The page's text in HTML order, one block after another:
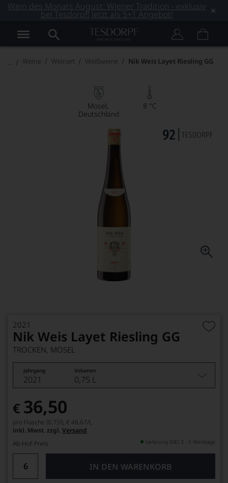
Wein des Monats August: Wiener Tradition - exklusiv
bei Tesdorpf! Jetzt als 5+1 Angebot!
Weine Weinart Weißweine Nik Weis Layet Riesling GG
Mosel
Deutschland
8 °C
2021
Nik Weis Layet Riesling GG
TROCKEN, MOSEL
Jahrgang Volumen
2021 0,75 L
€ 36,50
pro Flasche (0.75l), € 48,67/L
inkl. Mwst. zzgl. Versand
Ab-Hof-Preis
Lieferung (DE) 3 - 5 Werktage
IN DEN WARENKORB